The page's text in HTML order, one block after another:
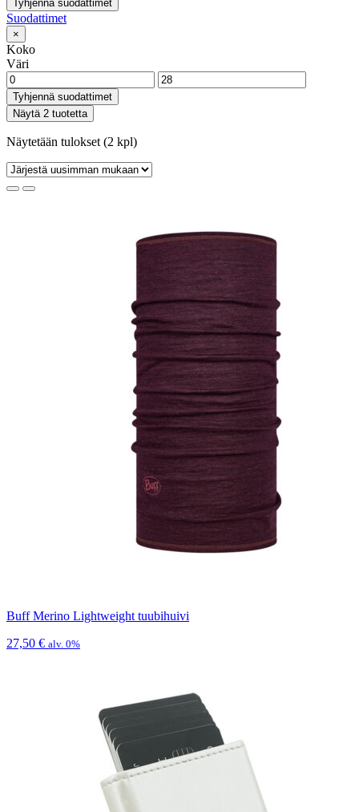
Tyhjennä suodattimet
Suodattimet
×
Koko
Väri
Tyhjennä suodattimet
Näytä 2 tuotetta
Näytetään tulokset (2 kpl)
Buff Merino Lightweight tuubihuivi
27,50 € alv. 0%